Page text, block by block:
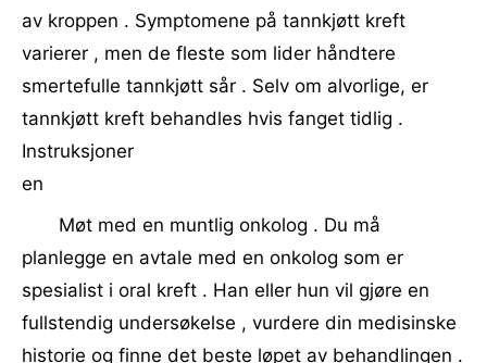
av kroppen . Symptomene på tannkjøtt kreft
varierer , men de fleste som lider håndtere
smertefulle tannkjøtt sår . Selv om alvorlige, er
tannkjøtt kreft behandles hvis fanget tidlig .
Instruksjoner
en
Møt med en muntlig onkolog . Du må
planlegge en avtale med en onkolog som er
spesialist i oral kreft . Han eller hun vil gjøre en
fullstendig undersøkelse , vurdere din medisinske
historie og finne det beste løpet av behandlingen .